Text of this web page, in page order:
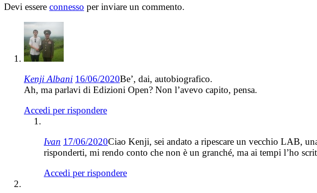
Devi essere connesso per inviare un commento.
Kenji Albani 16/06/2020Be’, dai, autobiografico.
Ah, ma parlavi di Edizioni Open? Non l’avevo capito, pensa.
Accedi per rispondere
Ivan 17/06/2020Ciao Kenji, sei andato a ripescare un vecchio LAB,
risponderti, mi rendo conto che non è un granché, ma ai tempi l’ho
Accedi per rispondere